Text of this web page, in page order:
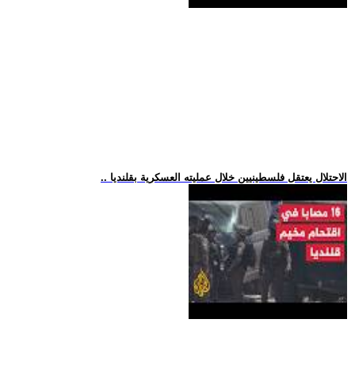
.. الاحتلال يعتقل فلسطينيين خلال عمليته العسكرية بقلنديا